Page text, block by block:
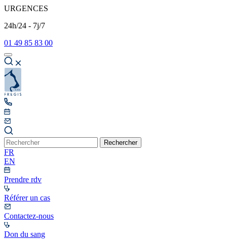
URGENCES
24h/24 - 7j/7
01 49 85 83 00
Rechercher
FR
EN
Prendre rdv
Référer un cas
Contactez-nous
Don du sang